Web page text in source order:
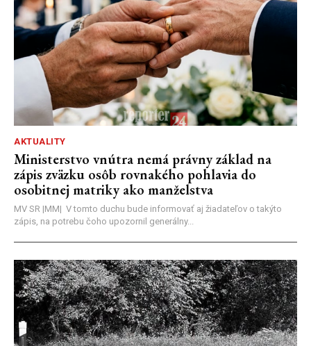
AKTUALITY
Ministerstvo vnútra nemá právny základ na
zápis zväzku osôb rovnakého pohlavia do
osobitnej matriky ako manželstva
MV SR |MM| V tomto duchu bude informovať aj žiadateľov o takýto
zápis, na potrebu čoho upozornil generálny...